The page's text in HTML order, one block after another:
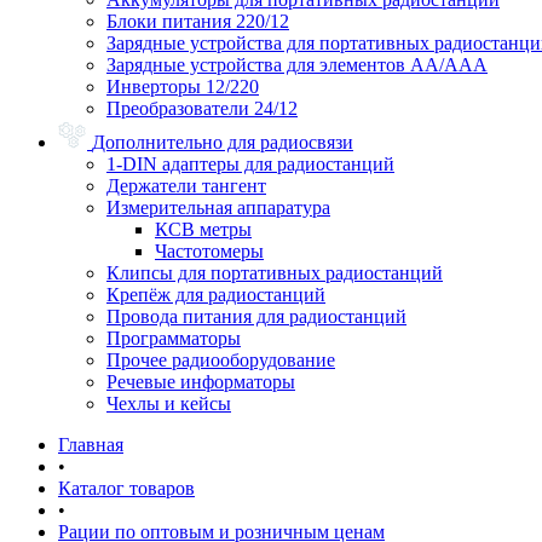
Блоки питания 220/12
Зарядные устройства для портативных
Зарядные устройства для элементов АА/ААА
Инверторы 12/220
Преобразователи 24/12
Дополнительно для радиосвязи
1-DIN адаптеры для радиостанций
Держатели тангент
Измерительная аппаратура
КСВ метры
Частотомеры
Клипсы для портативных радиостанций
Крепёж для радиостанций
Провода питания для радиостанций
Программаторы
Прочее радиооборудование
Речевые информаторы
Чехлы и кейсы
Главная
•
Каталог товаров
•
Рации по оптовым и розничным ценам